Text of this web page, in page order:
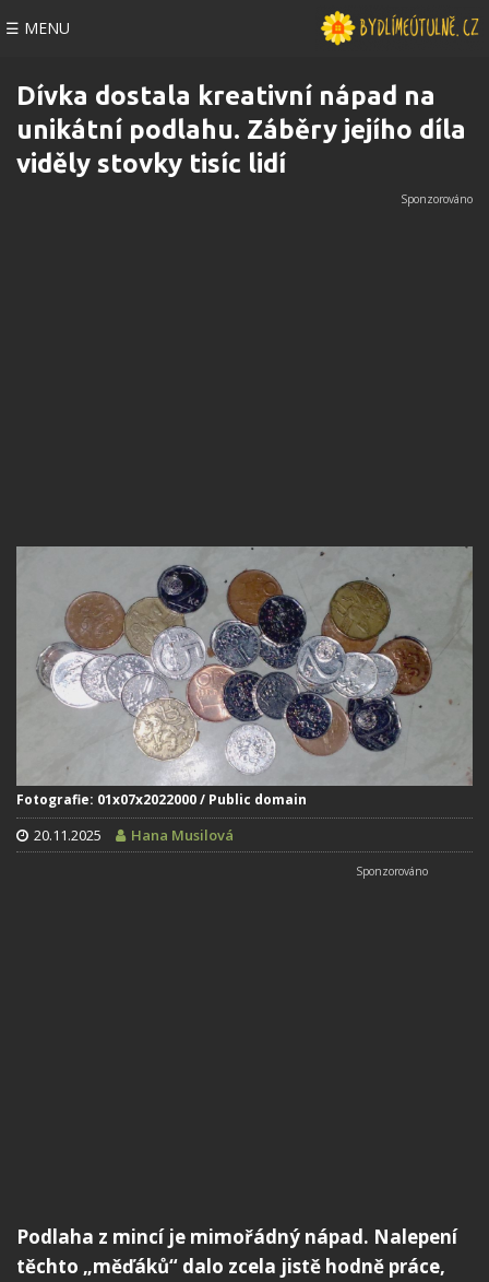
☰ MENU
Dívka dostala kreativní nápad na
unikátní podlahu. Záběry jejího díla
viděly stovky tisíc lidí
Fotografie: 01x07x2022000 / Public domain
20.11.2025 Hana Musilová
Podlaha z mincí je mimořádný nápad. Nalepení
těchto „měďáků“ dalo zcela jistě hodně práce,